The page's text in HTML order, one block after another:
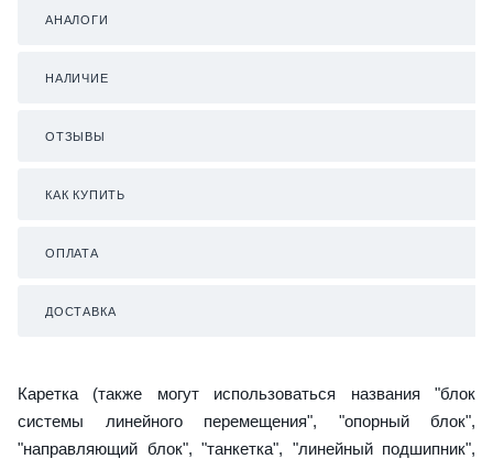
АНАЛОГИ
НАЛИЧИЕ
ОТЗЫВЫ
КАК КУПИТЬ
ОПЛАТА
ДОСТАВКА
Каретка (также могут использоваться названия "блок
системы линейного перемещения", "опорный блок",
"направляющий блок", "танкетка", "линейный подшипник",